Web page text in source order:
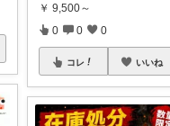
￥ 9,500～
0 0 0
コレ いいね